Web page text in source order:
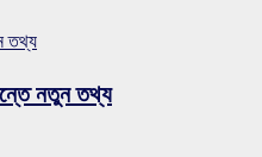
তথ্য
নতুন তথ্য